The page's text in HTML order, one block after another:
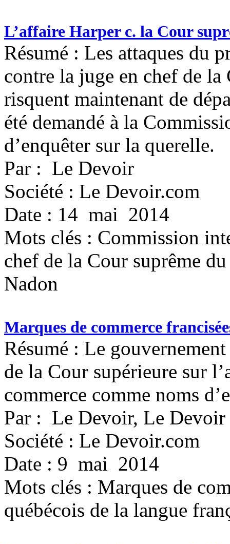
L’affaire Harper c. la Cour
Résumé : Les attaques du
contre la juge en chef de la
risquent maintenant de
été demandé à la
d’enquêter sur la querelle.
Par : Le Devoir
Société : Le Devoir.com
Date : 14 mai 2014
Mots clés : Commission
chef de la Cour suprême
Nadon
Marques de commerce
Résumé : Le
de la Cour supérieure sur
commerce comme noms
Par : Le Devoir, Le Devoir
Société : Le Devoir.com
Date : 9 mai 2014
Mots clés : Marques de
québécois de la langue